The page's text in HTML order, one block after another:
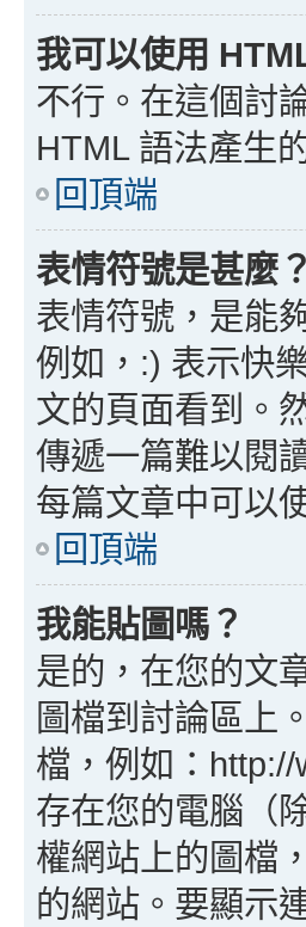
我可以使用
不行。在這個討
HTML 語法產生
回頂端
表情符號是甚麼？
表情符號，是能
例如，:) 表示快
文的頁面看到。
傳遞一篇難以閱
每篇文章中可以
回頂端
我能貼圖嗎？
是的，在您的文
圖檔到討論區上
檔，例如：
存在您的電腦（
權網站上的圖檔
的網站。要顯示